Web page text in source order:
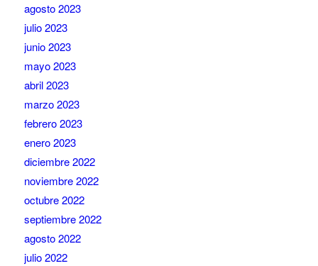
agosto 2023
julio 2023
junio 2023
mayo 2023
abril 2023
marzo 2023
febrero 2023
enero 2023
diciembre 2022
noviembre 2022
octubre 2022
septiembre 2022
agosto 2022
julio 2022